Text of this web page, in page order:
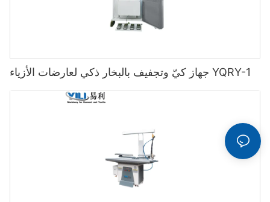
جهاز كيّ وتجفيف بالبخار ذكي لعارضات الأزياء YQRY-1